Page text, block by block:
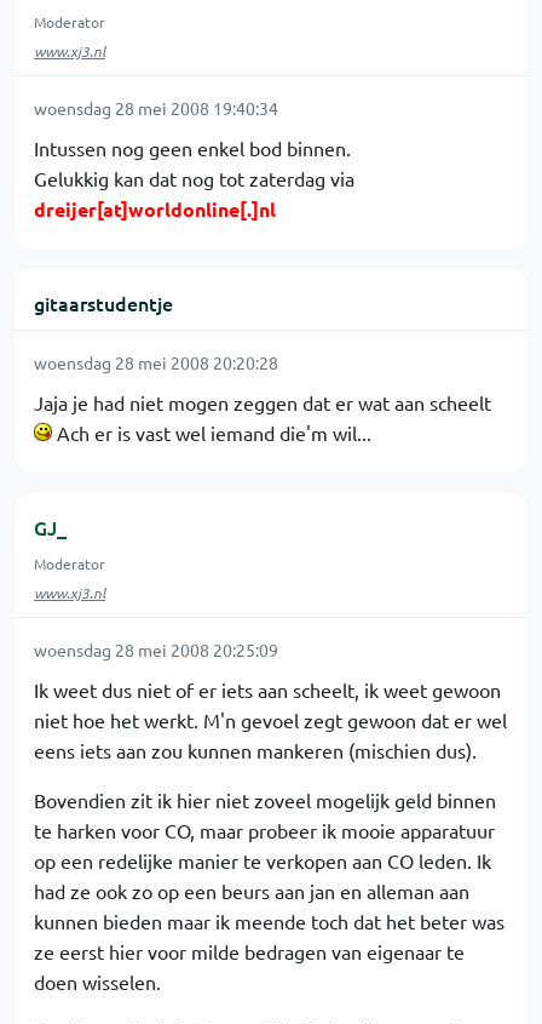
Moderator
www.xj3.nl
woensdag 28 mei 2008 19:40:34
Intussen nog geen enkel bod binnen.
Gelukkig kan dat nog tot zaterdag via
dreijer[at]worldonline[.]nl
gitaarstudentje
woensdag 28 mei 2008 20:20:28
Jaja je had niet mogen zeggen dat er wat aan scheelt
Ach er is vast wel iemand die'm wil...
GJ_
Moderator
www.xj3.nl
woensdag 28 mei 2008 20:25:09
Ik weet dus niet of er iets aan scheelt, ik weet gewoon
niet hoe het werkt. M'n gevoel zegt gewoon dat er wel
eens iets aan zou kunnen mankeren (mischien dus).
Bovendien zit ik hier niet zoveel mogelijk geld binnen
te harken voor CO, maar probeer ik mooie apparatuur
op een redelijke manier te verkopen aan CO leden. Ik
had ze ook zo op een beurs aan jan en alleman aan
kunnen bieden maar ik meende toch dat het beter was
ze eerst hier voor milde bedragen van eigenaar te
doen wisselen.